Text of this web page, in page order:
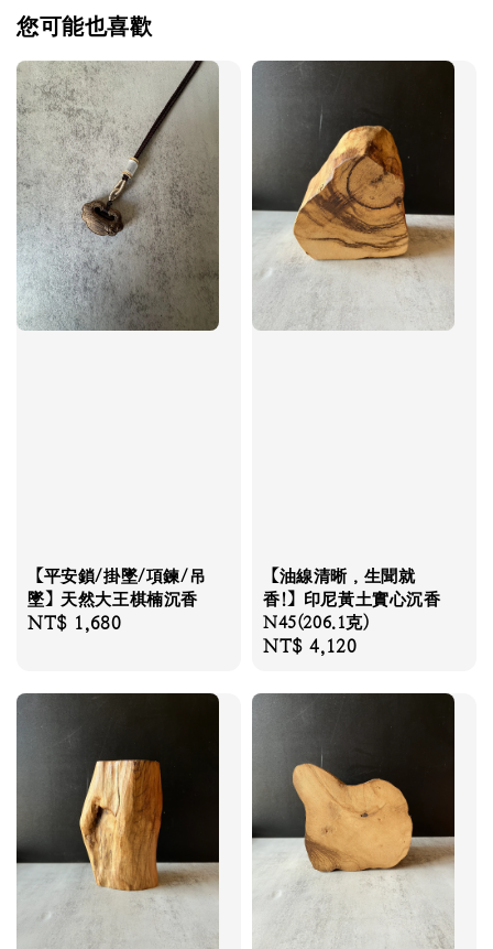
您可能也喜歡
【平安鎖/掛墜/項鍊/吊
墜】天然大王棋楠沉香
Regular
NT$ 1,680
【油線清晰，生聞就
香!】印尼黃土實心沉香
N45(206.1克)
Regular
NT$ 4,120